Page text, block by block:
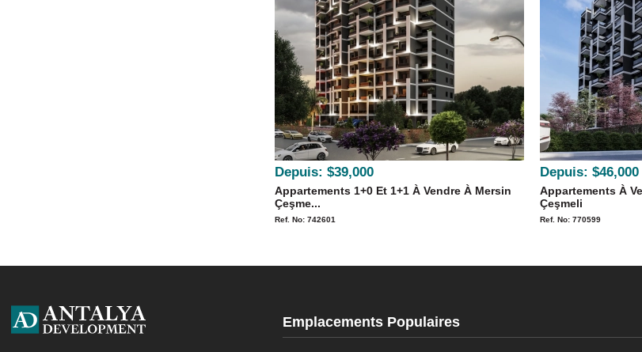
Depuis: $39,000
Appartements 1+0 Et 1+1 À Vendre À Mersin
Çeşme...
Ref. No: 742601
Depuis: $46,000
Appartements À
Çeşmeli
Ref. No: 770599
Emplacements Populaires